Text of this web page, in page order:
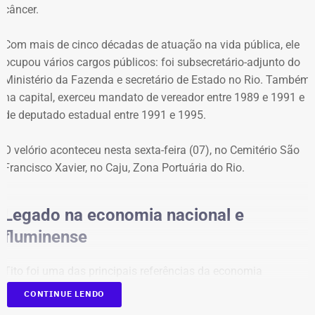
410 mil, além de recursos em poupança, contas correntes
Já em 2020, quando concorreu pela primeira vez ao
cargo de vereador e terminou como suplente pelo
Patriota, o patrimônio declarado era composto apenas
por R$ 48 mil em poupança e R$ 12 mil em conta
câncer.
Com mais de cinco décadas de atuação na vida pública, ele
ocupou vários cargos públicos: foi subsecretário-adjunto do
Ministério da Fazenda e secretário de Estado no Rio. Também
na capital, exerceu mandato de vereador entre 1989 e 1991 e
de deputado estadual entre 1991 e 1995.
O velório aconteceu nesta sexta-feira (07), no Cemitério São
Francisco Xavier, no Caju, Zona Portuária do Rio.
Legado na economia nacional e
fluminense
brasileira, com atuação de destaque na formulação de
políticas de desenvolvimento econômico para o estado do
CONTINUE LENDO